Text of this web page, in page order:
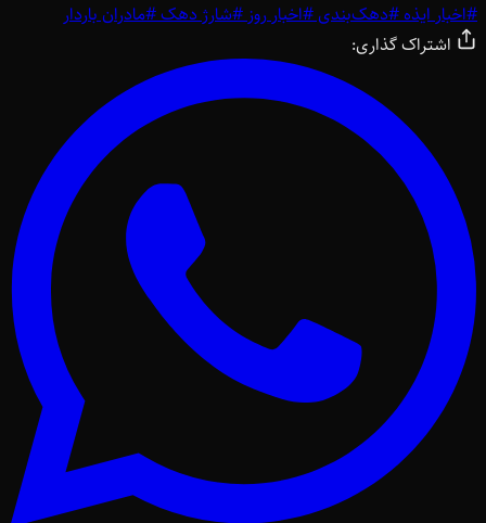
#اخبار ایذه#دهک‌بندی#اخبار روز#شارژ دهک#مادران باردار
اشتراک گذاری: